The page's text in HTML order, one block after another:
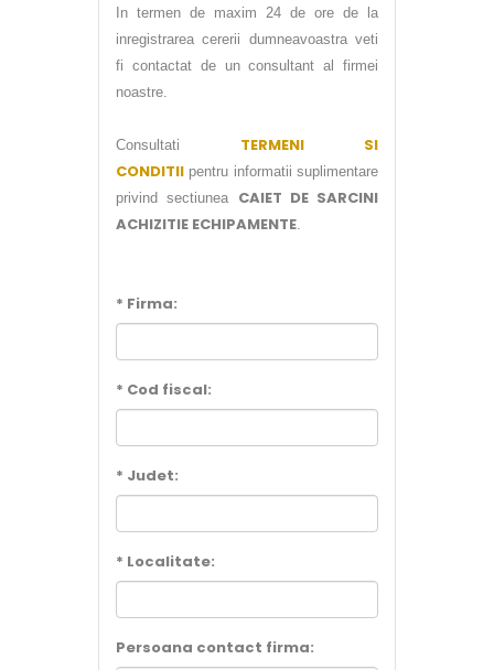
In termen de maxim 24 de ore de la
inregistrarea cererii dumneavoastra veti
fi contactat de un consultant al firmei
noastre.
Consultati TERMENI SI
CONDITII pentru informatii suplimentare
privind sectiunea
CAIET DE SARCINI
ACHIZITIE ECHIPAMENTE.
* Firma:
* Cod fiscal:
* Judet:
* Localitate:
Persoana contact firma: